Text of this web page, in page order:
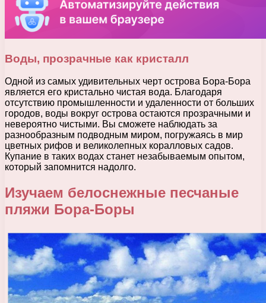
Воды, прозрачные как кристалл
Одной из самых удивительных черт острова Бора-Бора
является его кристально чистая вода. Благодаря
отсутствию промышленности и удаленности от больших
городов, воды вокруг острова остаются прозрачными и
невероятно чистыми. Вы сможете наблюдать за
разнообразным подводным миром, погружаясь в мир
цветных рифов и великолепных коралловых садов.
Купание в таких водах станет незабываемым опытом,
который запомнится надолго.
Изучаем белоснежные песчаные
пляжи Бора-Боры